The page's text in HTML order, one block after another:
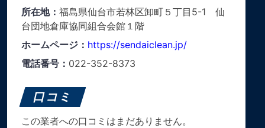
所在地： 福島県仙台市若林区卸町５丁目5-1 仙
台団地倉庫協同組合会館１階
ホームページ： https://sendaiclean.jp/
電話番号： 022-352-8373
口コミ
この業者への口コミはまだありません。